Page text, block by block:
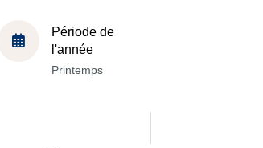
Période de
l'année
Printemps